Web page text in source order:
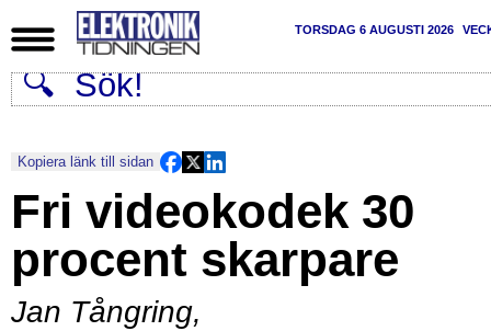
TORSDAG 6 AUGUSTI 2026
Kopiera länk till sidan
Fri videokodek 30
procent skarpare
Jan Tångring,